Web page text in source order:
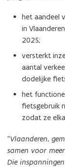
het aandeel
in
2025;
versterkt
aantal
dodelijke
het
fietsgebruik
zodat ze
“Vlaanderen,
samen voor
Die